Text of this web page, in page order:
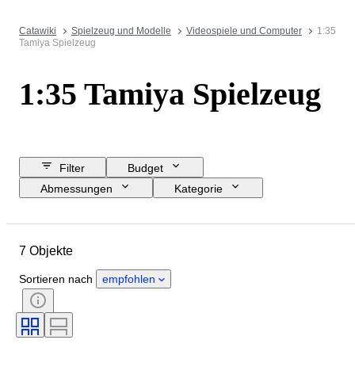
Catawiki Spielzeug und Modelle Videospiele und Computer
1:35
Tamiya Spielzeug
1:35 Tamiya Spielzeug
Filter
Budget
Abmessungen
Kategorie
Herkunftsland
Zubehör
Maßstab
Epoche
7 Objekte
Sortieren nach empfohlen